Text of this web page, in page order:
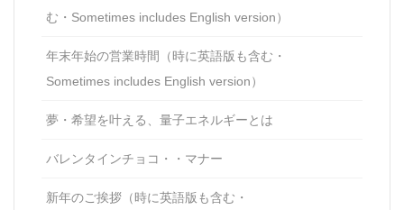
む・Sometimes includes English version）
年末年始の営業時間（時に英語版も含む・
Sometimes includes English version）
夢・希望を叶える、量子エネルギーとは
バレンタインチョコ・・マナー
新年のご挨拶（時に英語版も含む・